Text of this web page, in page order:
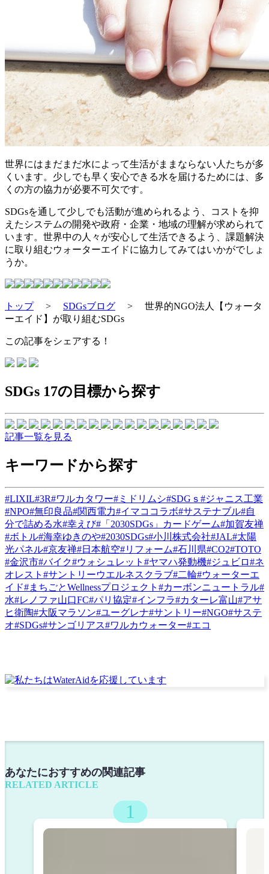
世界にはまだまだ水によって生活がままならない人たちが多
くいます。少しでも早く安心できる水を届けるためには、多
くの方の協力が必要不可欠です。
SDGsを通して少しでも活動が進められるよう、コストを抑
えたシステムの開発や政府・企業・地域の理解が求められて
います。世界中の人々が安心して生活できるよう、課題解決
に取り組むウォーターエイドに協力してみてはいかがでしょ
うか。
トップ> SDGsブログ > 世界的NGO法人【ウォータ
ーエイド】が取り組むSDGs
この記事をシェアする！
SDGs 17の目標から探す
記事一覧を見る
キーワードから探す
#LIXIL#3R#ワルカタワー#ミドリムシ#SDGｓ #ジャニス工業
#NPO#無印良品#関西電力#イマココラボ#サステナブル#自
分で詰める水#幸えび#「2030SDGs」カードゲーム#加賀友禅
#ボトル#海幸ゆきのや#2030SDGs#小川株式会社#JAL#太陽
光パネル#京友禅#日本航空#リフォーム#石川県#CO2#TOTO
#金沢市#バイク#ウォシュレット #ヤマハ発動機#ジュビロ#ネ
オレスト #サントリーウエルネスクラブ#二輪#ウォーターエ
イド#まちごとWellnessプロジェクト #カーボンニュートラル#
水#レノファ山口FC#パリ協定#インフラ#カターレ富山#アサ
ヒ衛陶#大阪マラソン#ユーグレナ#サントリー#NGO#サステ
オ#SDGs#サンゴリアス#ワルカウォーター#エコ
あなたにおすすめの関連記事
RELATED ARTICLE